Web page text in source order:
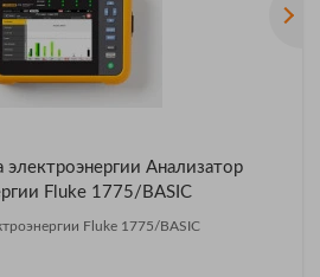
электроэнергии Анализатор
Fluke 1775/BASIC
Fluke 1775/BASIC